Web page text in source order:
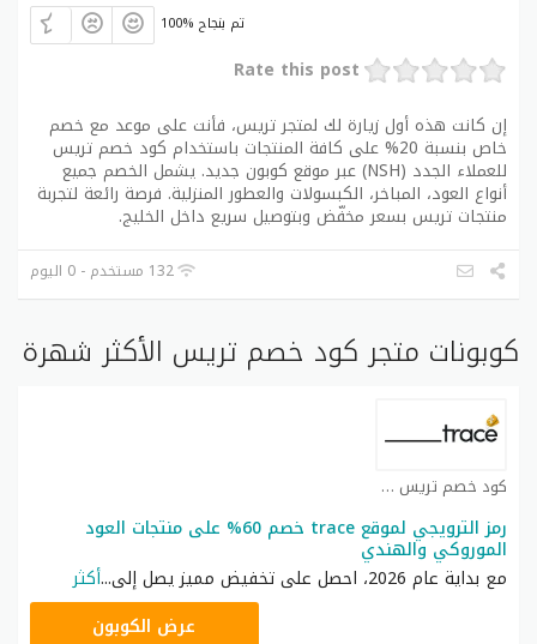
100% تم بنجاح
Rate this post
إن كانت هذه أول زيارة لك لمتجر تريس، فأنت على موعد مع خصم
خاص بنسبة 20% على كافة المنتجات باستخدام كود خصم تريس
للعملاء الجدد (NSH) عبر موقع كوبون جديد. يشمل الخصم جميع
أنواع العود، المباخر، الكبسولات والعطور المنزلية. فرصة رائعة لتجربة
منتجات تريس بسعر مخفّض وبتوصيل سريع داخل الخليج.
132 مستخدم - 0 اليوم
كوبونات متجر كود خصم تريس الأكثر شهرة
كود خصم تريس كوبون
رمز الترويجي لموقع trace خصم 60% على منتجات العود
الموروكي والهندي
مع بداية عام 2026، احصل على تخفيض مميز يصل إلى
...أكثر
عرض الكوبون